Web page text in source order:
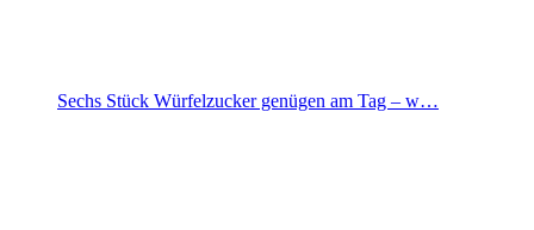
Sechs Stück Würfelzucker genügen am Tag – w…